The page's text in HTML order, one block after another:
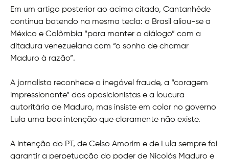
Em um artigo posterior ao acima citado, Cantanhêde
continua batendo na mesma tecla: o Brasil aliou-se a
México e Colômbia “para manter o diálogo” com a
ditadura venezuelana com “o sonho de chamar
Maduro à razão”.
A jornalista reconhece a inegável fraude, a “coragem
impressionante” dos oposicionistas e a loucura
autoritária de Maduro, mas insiste em colar no governo
Lula uma boa intenção que claramente não existe.
A intenção do PT, de Celso Amorim e de Lula sempre foi
garantir a perpetuação do poder de Nicolás Maduro e